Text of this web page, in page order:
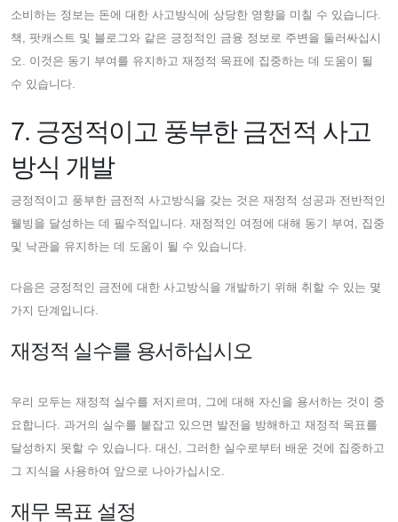
소비하는 정보는 돈에 대한 사고방식에 상당한 영향을 미칠 수 있습니다.
책, 팟캐스트 및 블로그와 같은 긍정적인 금융 정보로 주변을 둘러싸십시
오. 이것은 동기 부여를 유지하고 재정적 목표에 집중하는 데 도움이 될
수 있습니다.
7. 긍정적이고 풍부한 금전적 사고
방식 개발
긍정적이고 풍부한 금전적 사고방식을 갖는 것은 재정적 성공과 전반적인
웰빙을 달성하는 데 필수적입니다. 재정적인 여정에 대해 동기 부여, 집중
및 낙관을 유지하는 데 도움이 될 수 있습니다.
다음은 긍정적인 금전에 대한 사고방식을 개발하기 위해 취할 수 있는 몇
가지 단계입니다.
재정적 실수를 용서하십시오
우리 모두는 재정적 실수를 저지르며, 그에 대해 자신을 용서하는 것이 중
요합니다. 과거의 실수를 붙잡고 있으면 발전을 방해하고 재정적 목표를
달성하지 못할 수 있습니다. 대신, 그러한 실수로부터 배운 것에 집중하고
그 지식을 사용하여 앞으로 나아가십시오.
재무 목표 설정